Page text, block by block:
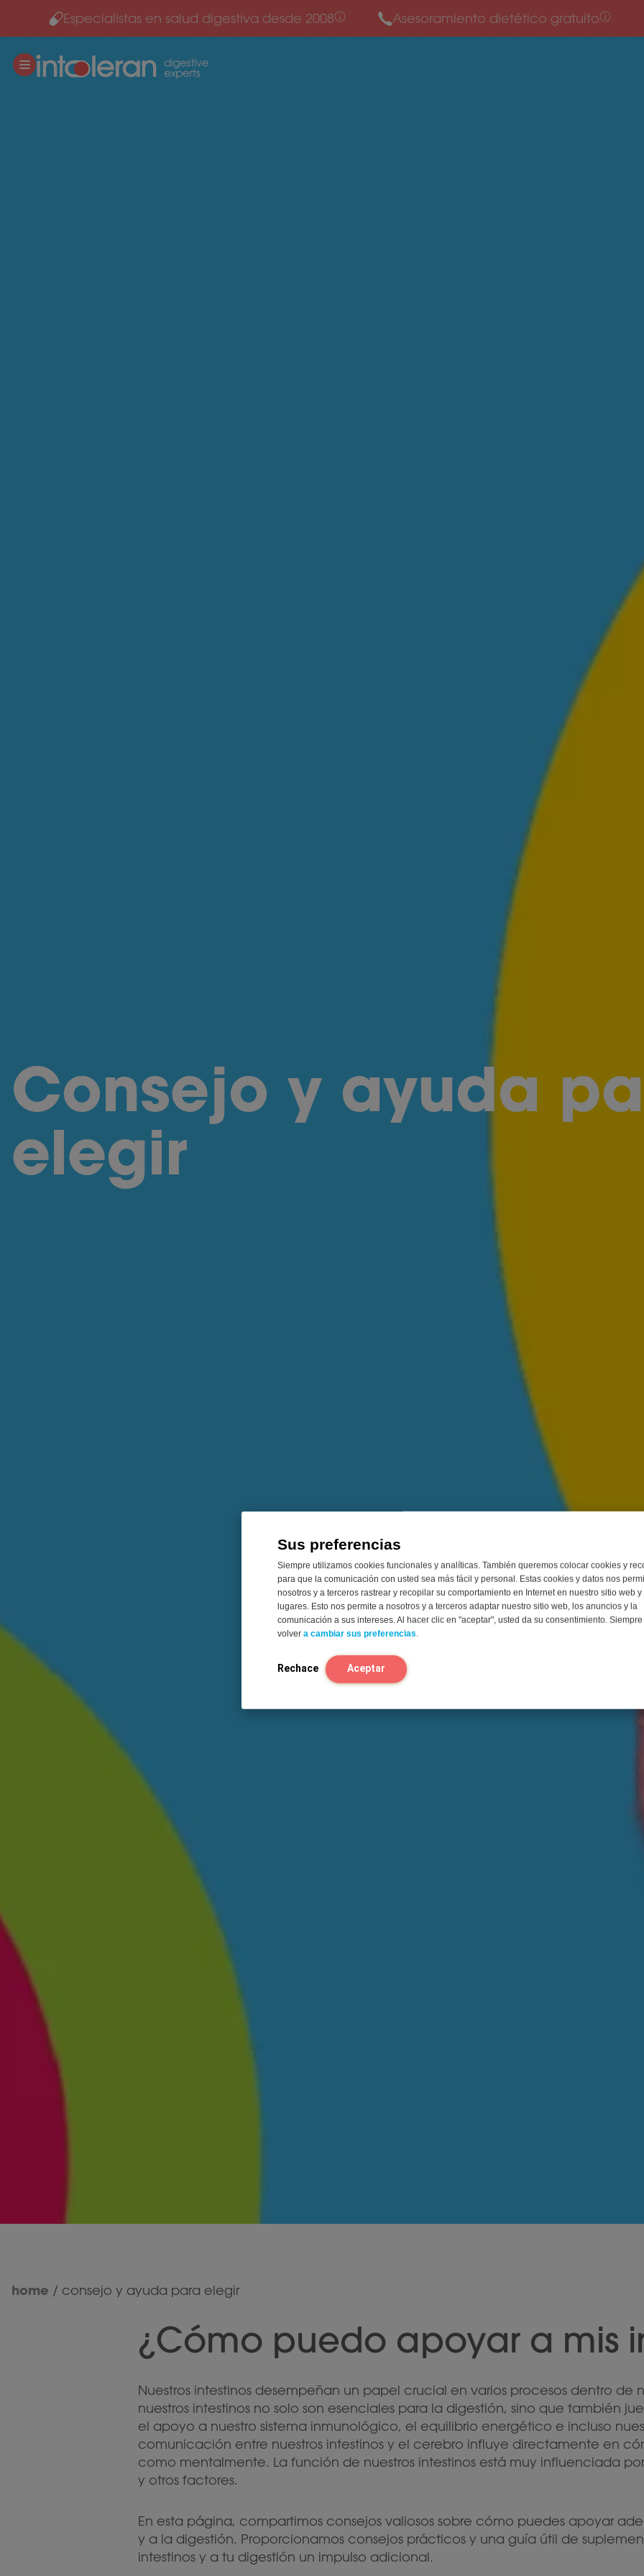
Sus preferencias
Siempre utilizamos cookies funcionales y analíticas. También queremos colocar cookies y
para que la comunicación con usted sea más fácil y personal. Estas cookies y datos nos
nosotros y a terceros rastrear y recopilar su comportamiento en Internet en nuestro sitio web y
lugares. Esto nos permite a nosotros y a terceros adaptar nuestro sitio web, los anuncios y la
comunicación a sus intereses. Al hacer clic en "aceptar", usted da su consentimiento.
volver a cambiar sus preferencias.
Rechace Aceptar
Ir al contenidoEspecialistas en salud digestiva desde 2008 Asesoramiento dietético gratuito
Consejo y ayuda
elegir
home / consejo y ayuda para elegir
¿Cómo puedo apoyar a mis
Nuestros intestinos desempeñan un papel crucial en varios procesos dentro de
nuestros intestinos no solo son esenciales para la digestión, sino que también
el apoyo a nuestro sistema inmunológico, el equilibrio energético e incluso
comunicación entre nuestros intestinos y el cerebro influye directamente en
como mentalmente. La función de nuestros intestinos está muy influenciada
y otros factores.
En esta página, compartimos consejos valiosos sobre cómo puedes apoyar
y a la digestión. Proporcionamos consejos prácticos y una guía útil de
intestinos y a tu digestión un impulso adicional.